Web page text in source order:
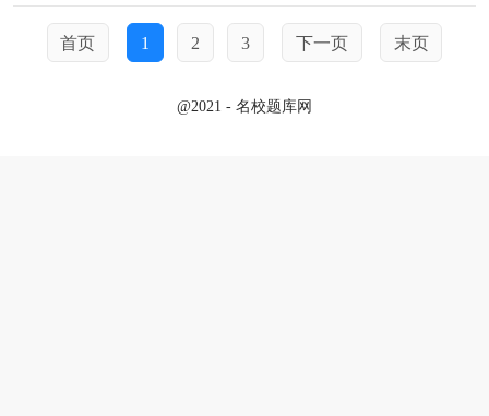
首页 1 2 3 下一页 末页
@2021 - 名校题库网